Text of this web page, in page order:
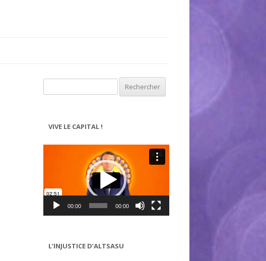
VIVE LE CAPITAL !
Lecteur
00:00 00:00
L’INJUSTICE D’ALTSASU